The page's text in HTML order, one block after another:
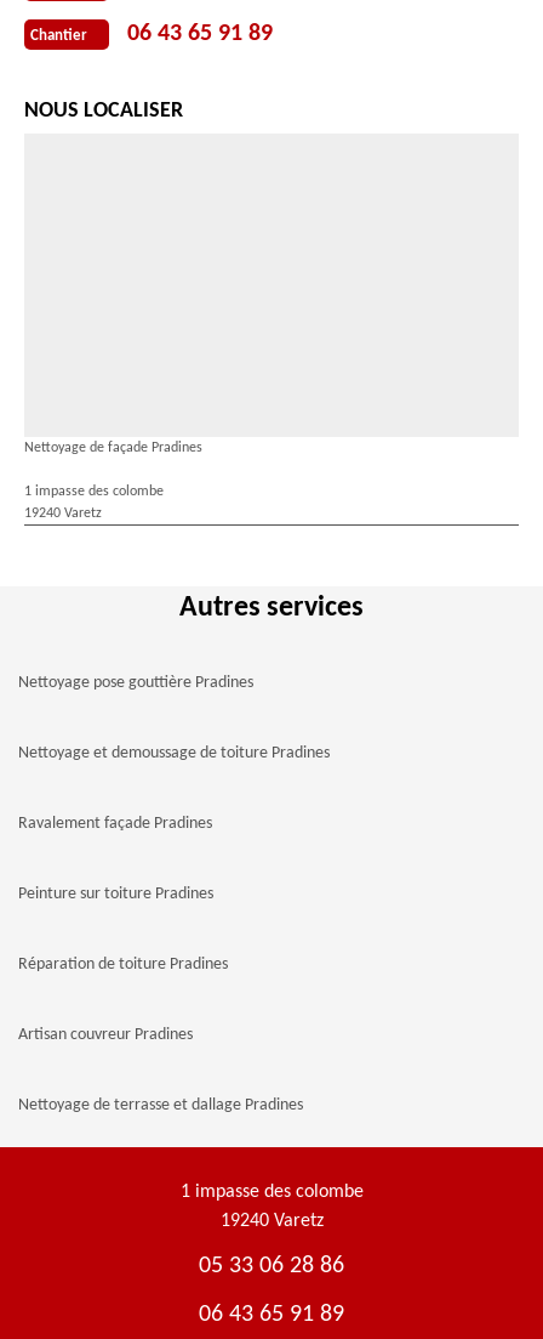
Chantier 06 43 65 91 89
NOUS LOCALISER
Nettoyage de façade Pradines
1 impasse des colombe
19240 Varetz
Autres services
Nettoyage pose gouttière Pradines
Nettoyage et demoussage de toiture Pradines
Ravalement façade Pradines
Peinture sur toiture Pradines
Réparation de toiture Pradines
Artisan couvreur Pradines
Nettoyage de terrasse et dallage Pradines
1 impasse des colombe
19240 Varetz
05 33 06 28 86
06 43 65 91 89